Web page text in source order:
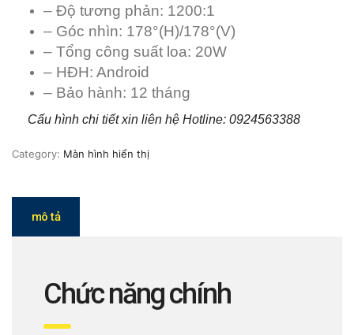
– Độ tương phản: 1200:1
– Góc nhìn: 178°(H)/178°(V)
– Tổng công suất loa: 20W
– HĐH: Android
– Bảo hành: 12 tháng
Cấu hình chi tiết xin liên hệ Hotline: 0924563388
Category: Màn hình hiển thị
mô tả
Chức năng chính